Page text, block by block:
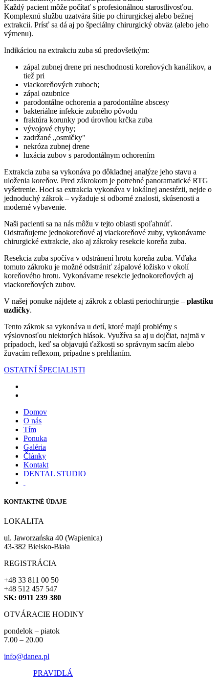
Každý pacient môže počítať s profesionálnou starostlivosťou.
Komplexnú službu uzatvára šitie po chirurgickej alebo bežnej
extrakcii. Prísť sa dá aj po špeciálny chirurgický obväz (alebo jeho
výmenu).
Indikáciou na extrakciu zuba sú predovšetkým:
zápal zubnej drene pri neschodnosti koreňových kanálikov, a
tiež pri
viackoreňových zuboch;
zápal ozubnice
parodontálne ochorenia a parodontálne abscesy
bakteriálne infekcie zubného pôvodu
fraktúra korunky pod úrovňou krčka zuba
vývojové chyby;
zadržané „osmičky"
nekróza zubnej drene
luxácia zubov s parodontálnym ochorením
Extrakcia zuba sa vykonáva po dôkladnej analýze jeho stavu a
uloženia koreňov. Pred zákrokom je potrebné panoramatické RTG
vyšetrenie. Hoci sa extrakcia vykonáva v lokálnej anestézii, nejde o
jednoduchý zákrok – vyžaduje si odborné znalosti, skúsenosti a
moderné vybavenie.
Naši pacienti sa na nás môžu v tejto oblasti spoľahnúť.
Odstraňujeme jednokoreňové aj viackoreňové zuby, vykonávame
chirurgické extrakcie, ako aj zákroky resekcie koreňa zuba.
Resekcia zuba spočíva v odstránení hrotu koreňa zuba. Vďaka
tomuto zákroku je možné odstrániť zápalové ložisko v okolí
koreňového hrotu. Vykonávame resekcie jednokoreňových aj
viackoreňových zubov.
V našej ponuke nájdete aj zákrok z oblasti periochirurgie – plastiku
uzdičky.
Tento zákrok sa vykonáva u detí, ktoré majú problémy s
výslovnosťou niektorých hlások. Využíva sa aj u dojčiat, najmä v
prípadoch, keď sa objavujú ťažkosti so správnym sacím alebo
žuvacím reflexom, prípadne s prehĺtaním.
OSTATNÍ ŠPECIALISTI
Domov
O nás
Tím
Ponuka
Galéria
Články
Kontakt
DENTAL STUDIO
KONTAKTNÉ ÚDAJE
LOKALITA
ul. Jaworzańska 40 (Wapienica)
43-382 Bielsko-Biała
REGISTRÁCIA
+48 33 811 00 50
+48 512 457 547
SK: 0911 239 380
OTVÁRACIE HODINY
pondelok – piatok
7.00 – 20.00
info@danea.pl
PRAVIDLÁ